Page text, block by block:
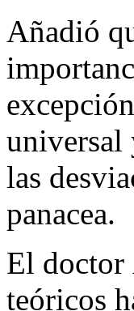
Añadió
universal
las
panacea.
El doctor
teóricos